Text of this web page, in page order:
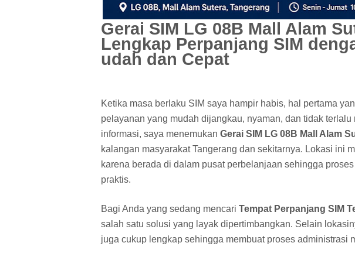
Gerai SIM LG 08B Mall Alam
Lengkap Perpanjang SIM
udah dan Cepat
Ketika masa berlaku SIM saya hampir habis, hal pertama
pelayanan yang mudah dijangkau, nyaman, dan tidak
informasi, saya menemukan Gerai SIM LG 08B Mall Alam
kalangan masyarakat Tangerang dan sekitarnya. Lokasi ini
karena berada di dalam pusat perbelanjaan sehingga
praktis.
Bagi Anda yang sedang mencari Tempat Perpanjang SIM
salah satu solusi yang layak dipertimbangkan. Selain
juga cukup lengkap sehingga membuat proses administrasi